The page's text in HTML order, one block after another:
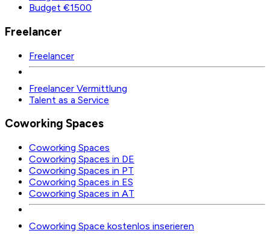
Budget €1500
Freelancer
Freelancer
Freelancer Vermittlung
Talent as a Service
Coworking Spaces
Coworking Spaces
Coworking Spaces in DE
Coworking Spaces in PT
Coworking Spaces in ES
Coworking Spaces in AT
Coworking Space kostenlos inserieren